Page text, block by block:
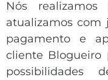
Nós
atualizamos com
pagamento e
cliente Blogueiro
possibilidades